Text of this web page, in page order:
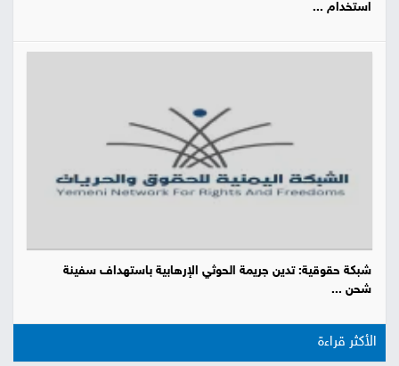
استخدام ...
شبكة حقوقية: تدين جريمة الحوثي الإرهابية باستهداف سفينة
شحن ...
الأكثر قراءة